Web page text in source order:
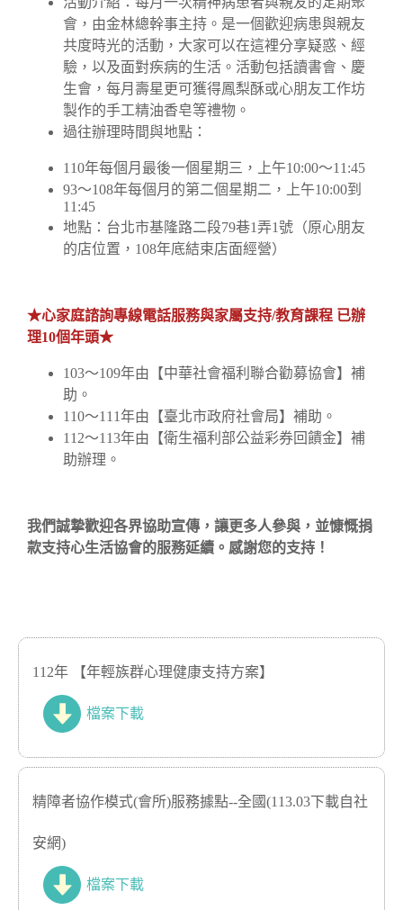
會，由金林總幹事主持。是一個歡迎病患與親友
共度時光的活動，大家可以在這裡分享疑惑、經
驗，以及面對疾病的生活。活動包括讀書會、慶
生會，每月壽星更可獲得鳳梨酥或心朋友工作坊
製作的手工精油香皂等禮物。
過往辦理時間與地點：
110年每個月最後一個星期三，上午10:00～11:45
93～108年每個月的第二個星期二，上午10:00到
11:45
地點：台北市基隆路二段79巷1弄1號（原心朋友
的店位置，108年底結束店面經營）
★心家庭諮詢專線電話服務與家屬支持/教育課程 已辦
理10個年頭★
103～109年由【中華社會福利聯合勸募協會】補
助。
110～111年由【臺北市政府社會局】補助。
112～113年由【衛生福利部公益彩券回饋金】補
助辦理。
我們誠摯歡迎各界協助宣傳，讓更多人參與，並慷慨捐
款支持心生活協會的服務延續。感謝您的支持！
112年 【年輕族群心理健康支持方案】
檔案下載
精障者協作模式(會所)服務據點--全國(113.03下載自社
安網)
檔案下載